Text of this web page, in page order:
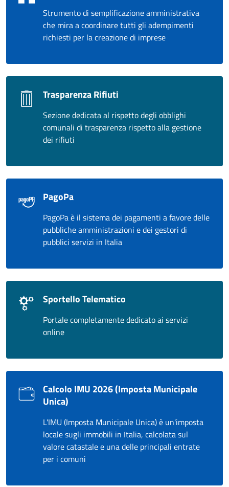
Strumento di semplificazione amministrativa
che mira a coordinare tutti gli adempimenti
richiesti per la creazione di imprese
Trasparenza Rifiuti
Sezione dedicata al rispetto degli obblighi
comunali di trasparenza rispetto alla gestione
dei rifiuti
PagoPa
PagoPa è il sistema dei pagamenti a favore delle
pubbliche amministrazioni e dei gestori di
pubblici servizi in Italia
Sportello Telematico
Portale completamente dedicato ai servizi
online
Calcolo IMU 2026 (Imposta Municipale
Unica)
L'IMU (Imposta Municipale Unica) è un'imposta
locale sugli immobili in Italia, calcolata sul
valore catastale e una delle principali entrate
per i comuni